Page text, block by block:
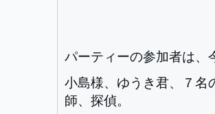
パーティーの参加者は、
小島様、ゆうき君、７名
師、探偵。